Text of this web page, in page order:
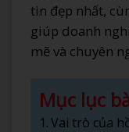
tin đẹp nhất,
giúp doanh
mẽ và chuyên
Mục lục
Vai trò của